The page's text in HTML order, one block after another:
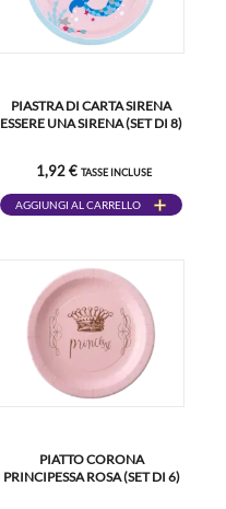
PIASTRA DI CARTA SIRENA
ESSERE UNA SIRENA (SET DI 8)
1,92 € TASSE INCLUSE
AGGIUNGI AL CARRELLO
PIATTO CORONA
PRINCIPESSA ROSA (SET DI 6)